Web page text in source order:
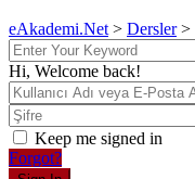
eAkademi.Net> Dersler>
Hi, Welcome back!
Keep me signed in
Forgot?